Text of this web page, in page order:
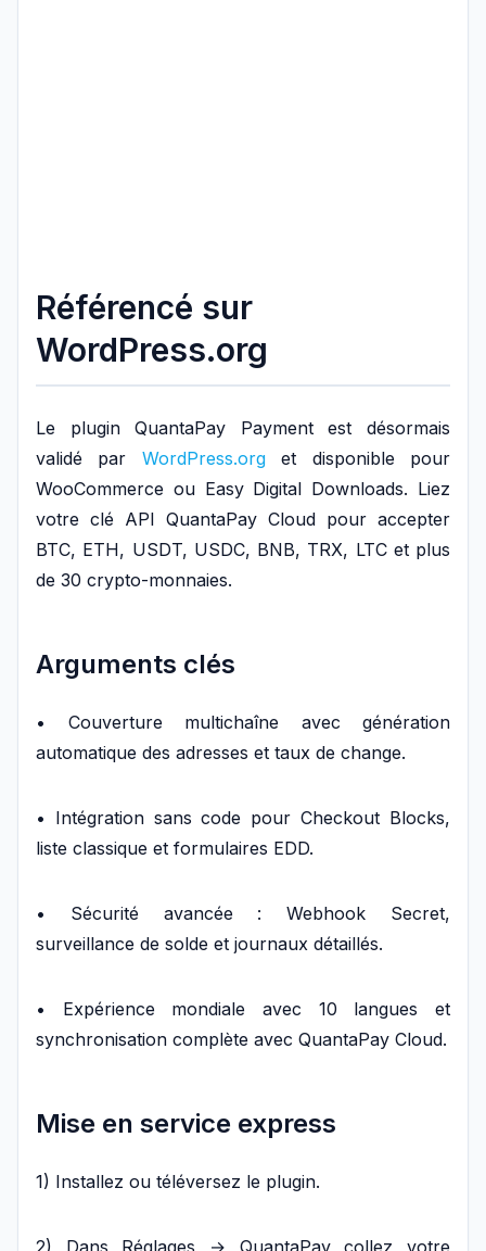
Référencé sur
WordPress.org
Le plugin QuantaPay Payment est désormais
validé par WordPress.orget disponible pour
WooCommerce ou Easy Digital Downloads. Liez
votre clé API QuantaPay Cloud pour accepter
BTC, ETH, USDT, USDC, BNB, TRX, LTC et plus
de 30 crypto-monnaies.
Arguments clés
• Couverture multichaîne avec génération
automatique des adresses et taux de change.
• Intégration sans code pour Checkout Blocks,
liste classique et formulaires EDD.
• Sécurité avancée : Webhook Secret,
surveillance de solde et journaux détaillés.
• Expérience mondiale avec 10 langues et
synchronisation complète avec QuantaPay Cloud.
Mise en service express
1) Installez ou téléversez le plugin.
2) Dans Réglages → QuantaPay collez votre